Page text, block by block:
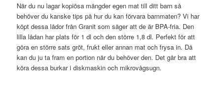
När du nu lagar kopiösa mängder egen mat till ditt barn så
behöver du kanske tips på hur du kan förvara barnmaten? Vi har
köpt dessa lådor från Granit som säger att de är BPA-fria. Den
lilla lådan har plats för 1 dl och den större 1,8 dl. Perfekt för att
göra en större sats gröt, frukt eller annan mat och frysa in. Då
kan du ju ta fram en portion när du behöver den. Det går bra att
köra dessa burkar i diskmaskin och mikrovågsugn.